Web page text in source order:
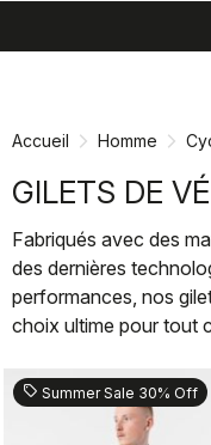
directement
navigation
directement
Accueil Homme
GILETS DE
Fabriqués avec des
des dernières
performances, nos
choix ultime pour tout
sell Summer Sale 30% Off